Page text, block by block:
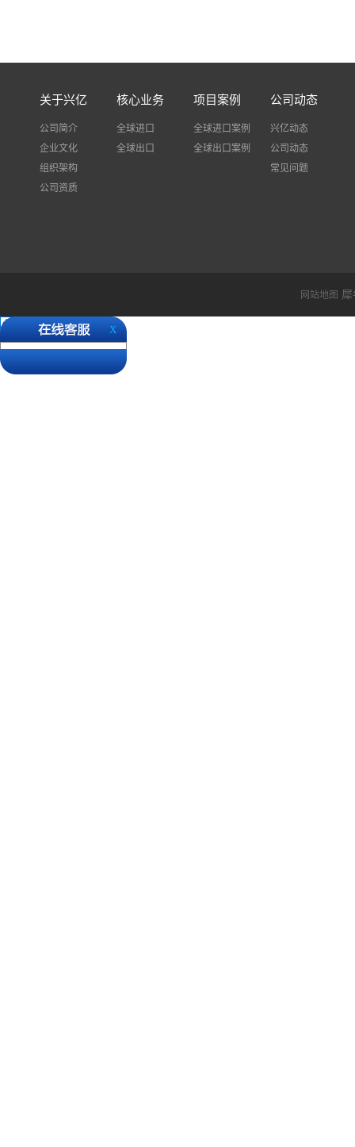
关于兴亿
公司简介
企业文化
组织架构
公司资质
核心业务
全球进口
全球出口
项目案例
全球进口案例
全球出口案例
公司动态
兴亿动态
公司动态
常见问题
网站地图
X